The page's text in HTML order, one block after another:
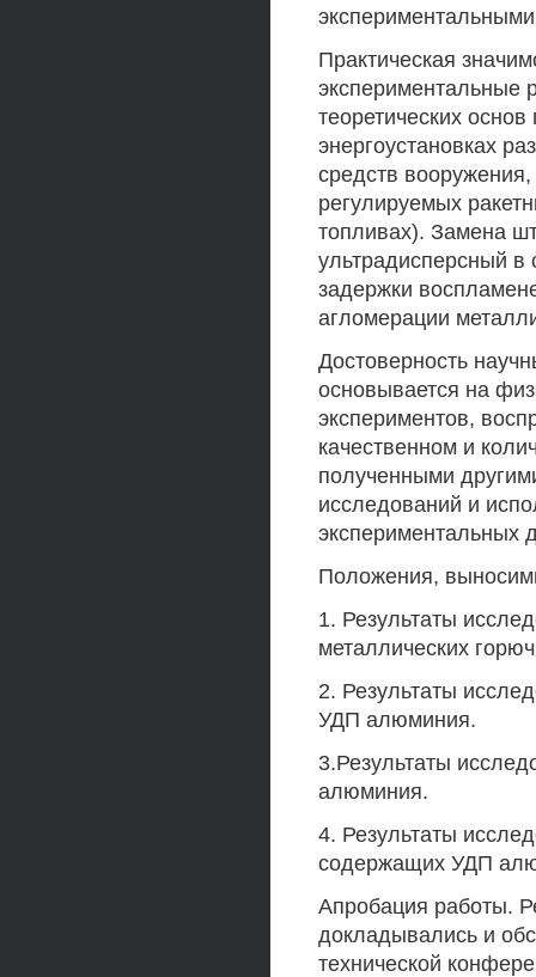
Практическая
экспериментальные
теоретических
энергоустановках
средств вооружения,
регулируемых
топливах). Замена
ультрадисперсный
задержки
агломерации
Достоверность
основывается на
экспериментов,
качественном и
полученными
исследований и
экспериментальных
Положения,
1. Результаты
металлических
2. Результаты
УДП алюминия.
3.Результаты
алюминия.
4. Результаты
содержащих УДП
Апробация работы.
докладывались и
технической